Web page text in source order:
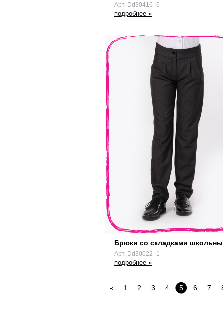
Арт. Dd30416_6
подробнее »
Брюки со складками
Арт. Dd30022_1
подробнее »
« 1 2 3 4 5 6 7